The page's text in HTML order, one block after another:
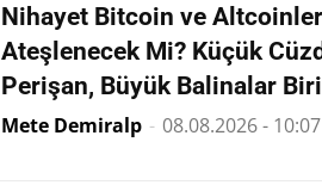
Nihayet Bitcoin ve Altcoinler
Ateşlenecek Mi? Küçük
Perişan, Büyük Balinalar
Mete Demiralp - 08.08.2026 - 10:07